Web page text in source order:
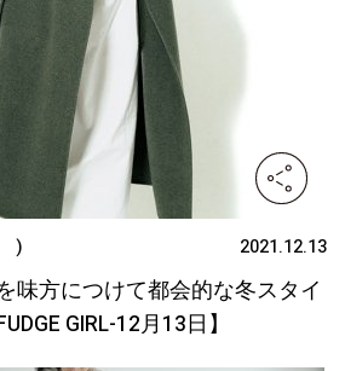
) 2021.12.13
味方につけて都会的な冬スタイ
GIRL-12月13日】